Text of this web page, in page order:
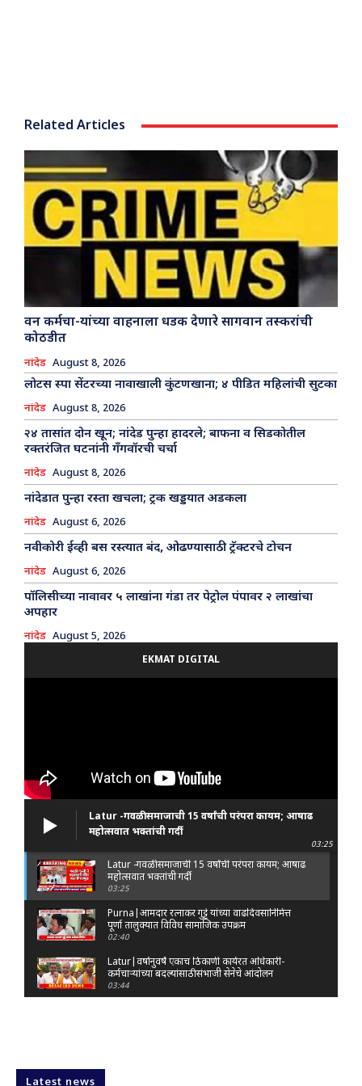
Related Articles
वन कर्मचा-यांच्या वाहनाला धडक देणारे सागवान तस्करांची
कोठडीत
नांदेड August 8, 2026
लोटस स्पा सेंटरच्या नावाखाली कुंटणखाना; ४ पीडित महिलांची सुटका
नांदेड August 8, 2026
२४ तासांत दोन खून; नांदेड पुन्हा हादरले; बाफना व सिडकोतील
रक्तरंजित घटनांनी गँगवॉरची चर्चा
नांदेड August 8, 2026
नांदेडात पुन्हा रस्ता खचला; ट्रक खड्डयात अडकला
नांदेड August 6, 2026
नवीकोरी ईव्ही बस रस्त्यात बंद, ओढण्यासाठी ट्रॅक्टरचे टोचन
नांदेड August 6, 2026
पॉलिसीच्या नावावर ५ लाखांना गंडा तर पेट्रोल पंपावर २ लाखांचा
अपहार
नांदेड August 5, 2026
EKMAT DIGITAL
Latur -गवळी समाजाची 15 वर्षांची परंपरा कायम; आषाढ
महोत्सवात भक्तांची गर्दी
03:25
Latur -गवळी समाजाची 15 वर्षांची परंपरा कायम; आषाढ
महोत्सवात भक्तांची गर्दी
03:25
Purna|आमदार रत्नाकर गुट्टे यांच्या वाढदिवसानिमित्त
पूर्णा तालुक्यात विविध सामाजिक उपक्रम
02:40
Latur|वर्षानुवर्षे एकाच ठिकाणी कार्यरत अधिकारी-
कर्मचाऱ्यांच्या बदल्यांसाठी संभाजी सेनेचे आंदोलन
03:44
Latest news